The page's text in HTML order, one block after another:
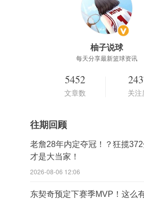
柚子说球
每天分享最新篮球资讯
5452
文章数 关注
往期回顾
老詹28年内定夺冠！？狂揽
才是大当家！
2026-08-06 12:06
东契奇预定下赛季MVP！这么